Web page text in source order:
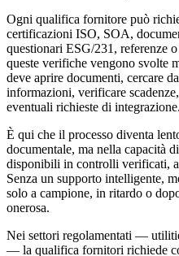
Ogni qualifica fornitore può
certificazioni ISO, SOA,
questionari ESG/231, referenze
queste verifiche vengono svolte
deve aprire documenti, cercare
informazioni, verificare
eventuali richieste di integrazione.
È qui che il processo diventa
documentale, ma nella capacità
disponibili in controlli verificati,
Senza un supporto intelligente,
solo a campione, in ritardo o
onerosa.
Nei settori regolamentati —
— la qualifica fornitori richiede